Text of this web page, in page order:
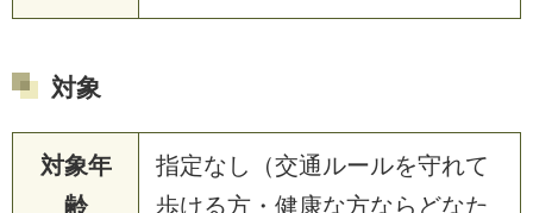
対象
対象年
齢
指定なし（交通ルールを守れて
歩ける方・健康な方ならどなた